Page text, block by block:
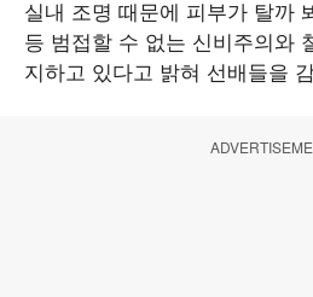
실내 조명 때문에 피부가 탈까
등 범접할 수 없는 신비주의와
지하고 있다고 밝혀 선배들을